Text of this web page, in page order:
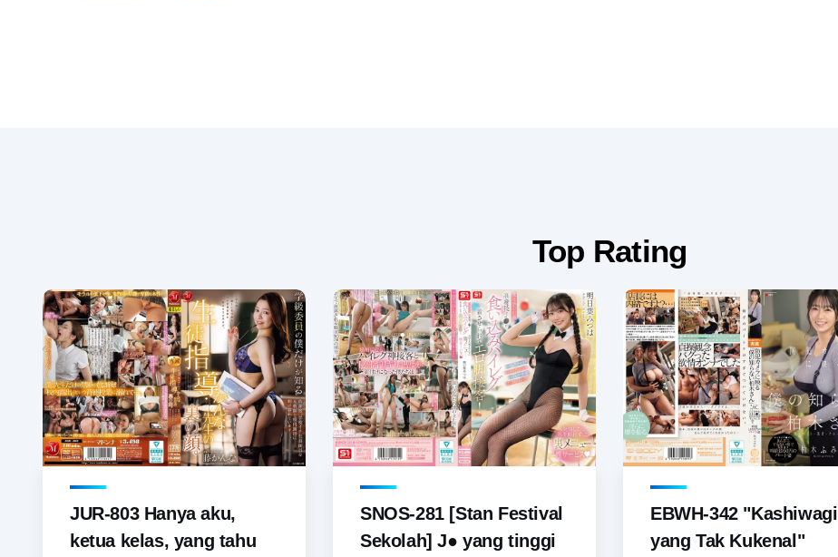
Top Rating
JUR-803 Hanya aku,
ketua kelas, yang tahu
SNOS-281 [Stan Festival
Sekolah] J● yang tinggi
EBWH-342 "Kashiwagi
yang Tak Kukenal"